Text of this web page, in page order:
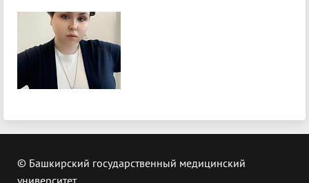
© Башкирский государственный медицинский
университет